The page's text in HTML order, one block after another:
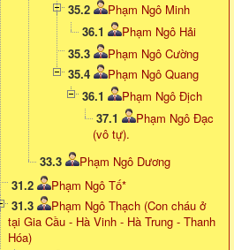
35.2
Phạm Ngô Minh
36.1
Phạm Ngô Hải
35.3
Phạm Ngô Cường
35.4
Phạm Ngô Quang
36.1
Phạm Ngô Địch
37.1
Phạm Ngô Đạc
(vô tự).
33.3
Phạm Ngô Dương
31.2
Phạm Ngô Tố*
31.3
Phạm Ngô Thạch (Con cháu ở
tại Gia Cầu - Hà Vinh - Hà Trung - Thanh
Hóa)